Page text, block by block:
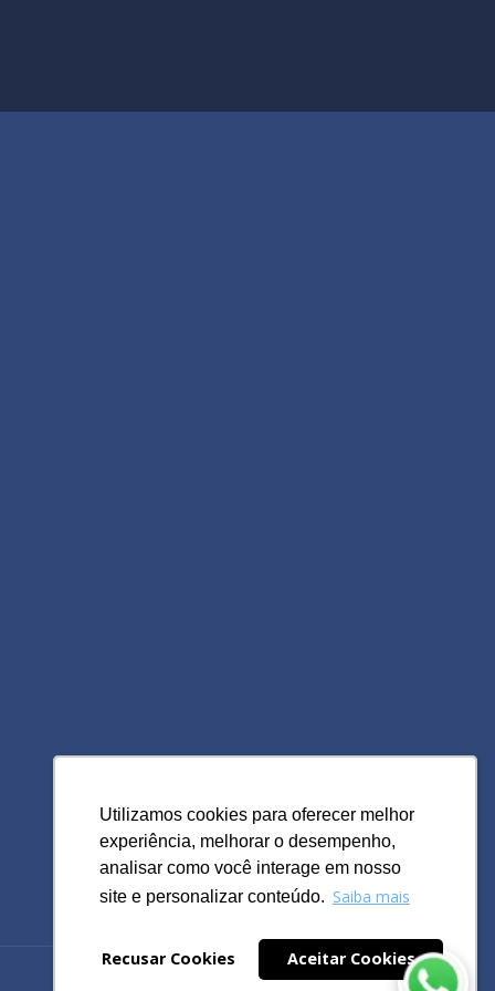
Utilizamos cookies para oferecer melhor
experiência, melhorar o desempenho,
analisar como você interage em nosso
site e personalizar conteúdo. Saiba mais
Recusar Cookies Aceitar Cookies
Utilizamos cookies para oferecer melhor
experiência, melhorar o desempenho,
analisar como você interage em nosso
site e personalizar conteúdo. Saiba mais
Recusar Cookies Aceitar Cookies